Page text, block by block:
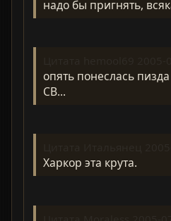
надо бы пригнять,
опять понеслась
CB...
Харкор эта крута.